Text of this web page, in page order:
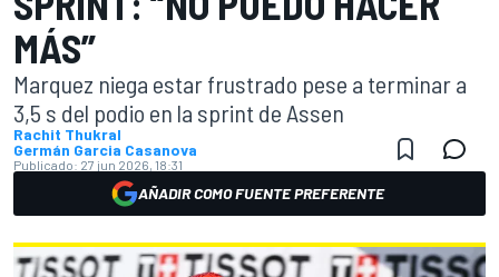
MÁS”
Marquez niega estar frustrado pese a terminar a
3,5 s del podio en la sprint de Assen
Rachit Thukral
Germán Garcia Casanova
Publicado: 27 jun 2026, 18:31
AÑADIR COMO FUENTE PREFERENTE